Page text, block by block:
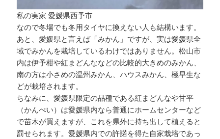
私の実家 愛媛県西予市
なので冬場でも冬用タイヤに換えない人も結構います。
あと、愛媛県と言えば「みかん」ですが、実は愛媛県全
域でみかんを栽培しているわけではありません。松山市
内は伊予柑や紅まどんななどの比較的大きめのみかん、
南の方は小さめの温州みかん、ハウスみかん、極早生な
どが栽培されます。
ちなみに、愛媛県限定の品種である紅まどんなや甘平
（かんぺい）は愛媛県内なら普通にホームセンターなど
で苗木が買えますが、これを県外に持ち出して植えると
罰せられます。愛媛県内での許諾を得た自家栽培であっ